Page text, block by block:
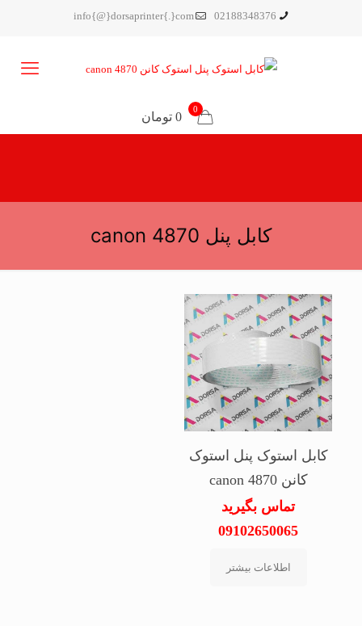
02188348376
info{@}dorsaprinter{.}com
0
0 تومان
کابل پنل canon 4870
کابل استوک پنل استوک
کانن canon 4870
تماس بگیرید
09102650065
اطلاعات بیشتر